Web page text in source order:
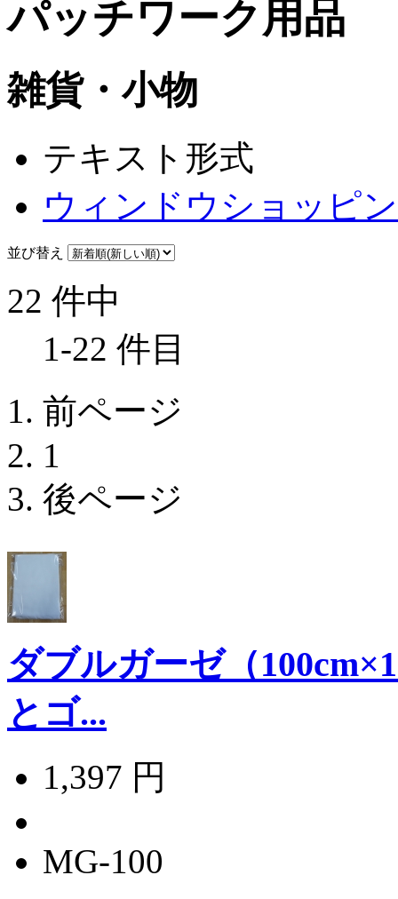
パッチワーク用品
雑貨・小物
テキスト形式
ウィンドウショッピ
並び替え
22 件中
1-22 件目
前ページ
1
後ページ
ダブルガーゼ（
とゴ...
1,397 円
MG-100